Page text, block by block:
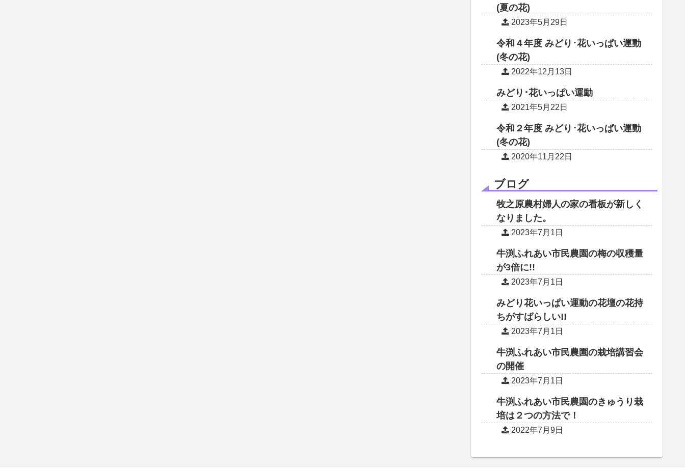
(夏の花)
2023年5月29日
令和４年度 みどり･花いっぱい運動
(冬の花)
2022年12月13日
みどり･花いっぱい運動
2021年5月22日
令和２年度 みどり･花いっぱい運動
(冬の花)
2020年11月22日
ブログ
牧之原農村婦人の家の看板が新しく
なりました。
2023年7月1日
牛渕ふれあい市民農園の梅の収穫量
が3倍に!!
2023年7月1日
みどり花いっぱい運動の花壇の花持
ちがすばらしい!!
2023年7月1日
牛渕ふれあい市民農園の栽培講習会
の開催
2023年7月1日
牛渕ふれあい市民農園のきゅうり栽
培は２つの方法で！
2022年7月9日